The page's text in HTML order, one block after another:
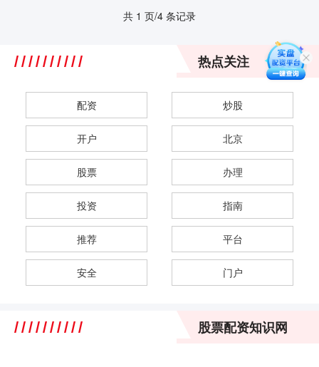
共 1 页/4 条记录
热点关注
配资 炒股
开户 北京
股票 办理
投资 指南
推荐 平台
安全 门户
股票配资知识网